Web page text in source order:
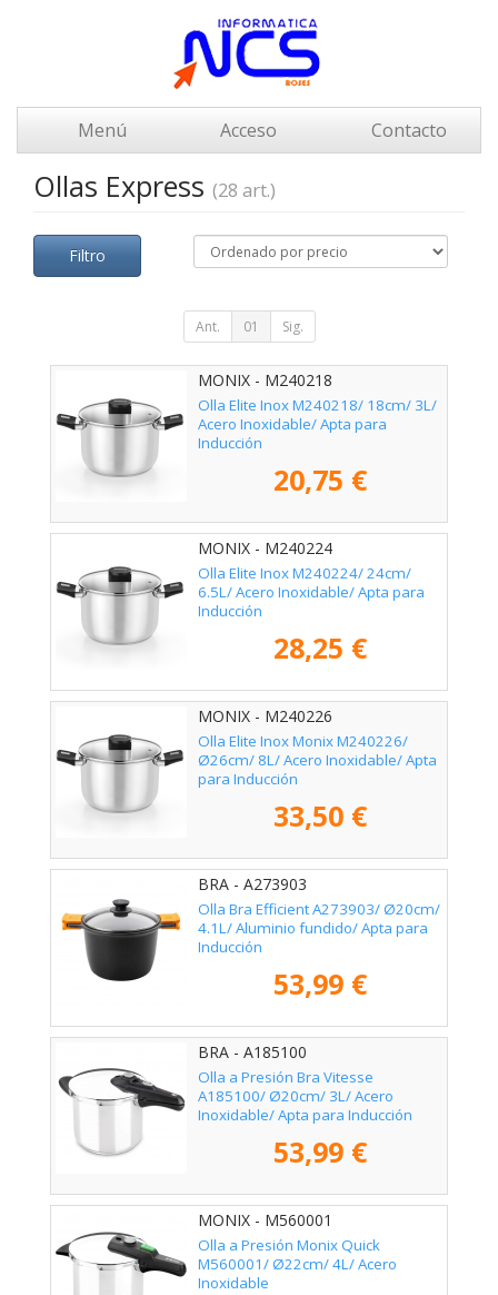
Menú Acceso Contacto
Ollas Express (28 art.)
Filtro
Ant. 01 Sig.
MONIX - M240218
Olla Elite Inox M240218/ 18cm/ 3L/
Acero Inoxidable/ Apta para
Inducción
20,75 €
MONIX - M240224
Olla Elite Inox M240224/ 24cm/
6.5L/ Acero Inoxidable/ Apta para
Inducción
28,25 €
MONIX - M240226
Olla Elite Inox Monix M240226/
Ø26cm/ 8L/ Acero Inoxidable/ Apta
para Inducción
33,50 €
BRA - A273903
Olla Bra Efficient A273903/ Ø20cm/
4.1L/ Aluminio fundido/ Apta para
Inducción
53,99 €
BRA - A185100
Olla a Presión Bra Vitesse
A185100/ Ø20cm/ 3L/ Acero
Inoxidable/ Apta para Inducción
53,99 €
MONIX - M560001
Olla a Presión Monix Quick
M560001/ Ø22cm/ 4L/ Acero
Inoxidable